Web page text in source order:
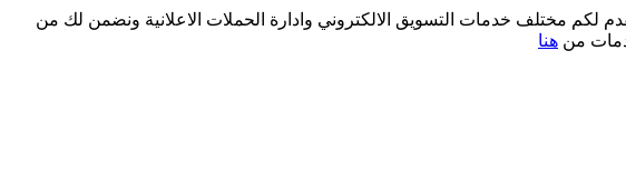
لكم مختلف خدمات التسويق الالكتروني وادارة الحملات الاعلانية ونضمن لك من
من هنا